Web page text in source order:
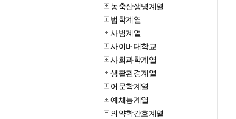
농축산생명계열
법학계열
사범계열
사이버대학교
사회과학계열
생활환경계열
어문학계열
예체능계열
의약학간호계열